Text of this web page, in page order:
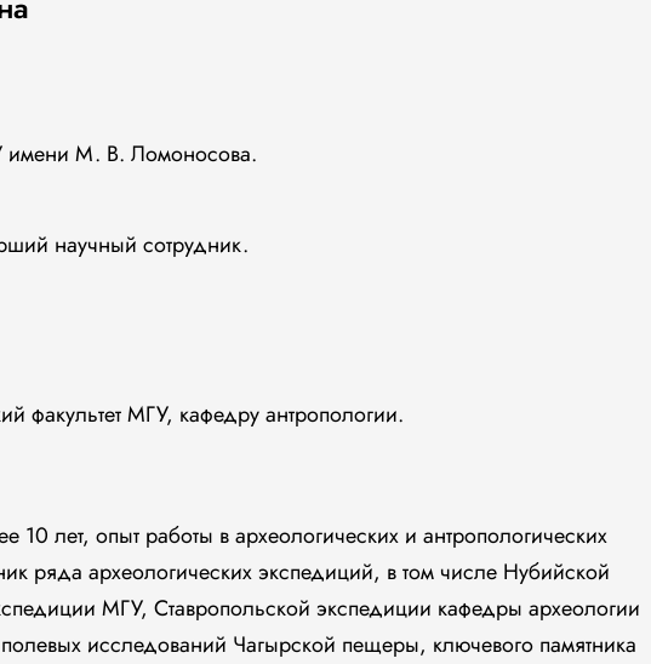
М. В. Ломоносова.
научный сотрудник.
факультет МГУ, кафедру антропологии.
лет, опыт работы в археологических и антропологических
ряда археологических экспедиций, в том числе Нубийской
МГУ, Ставропольской экспедиции кафедры археологии
исследований Чагырской пещеры, ключевого памятника